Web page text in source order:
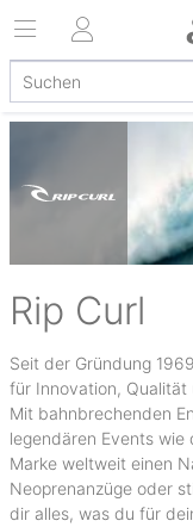
Rip Curl
Seit der Gründung
für Innovation, Qualität
Mit bahnbrechenden
legendären Events wie
Marke weltweit einen
Neoprenanzüge oder
dir alles, was du für